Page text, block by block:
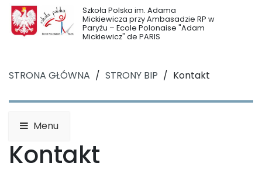
Szkoła Polska im. Adama
Mickiewicza przy Ambasadzie RP w
Paryżu – Ecole Polonaise "Adam
Mickiewicz" de PARIS
STRONA GŁÓWNA / STRONY BIP / Kontakt
Menu
Kontakt